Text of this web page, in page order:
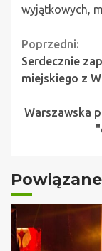
wyjątkowych,
Poprzedni:
Serdecznie
miejskiego z
Warszawska